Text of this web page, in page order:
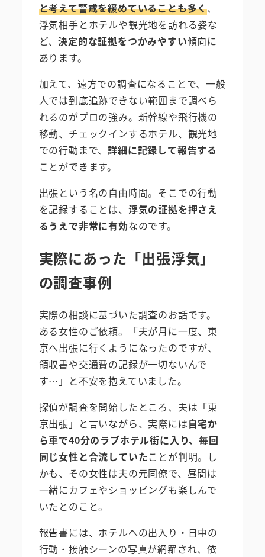
と考えて警戒を緩めていることも多く、
浮気相手とホテルや観光地を訪れる姿な
ど、決定的な証拠をつかみやすい傾向に
あります。
加えて、遠方での調査になることで、一般
人では到底追跡できない範囲まで調べら
れるのがプロの強み。新幹線や飛行機の
移動、チェックインするホテル、観光地
での行動まで、詳細に記録して報告する
ことができます。
出張という名の自由時間。そこでの行動
を記録することは、 浮気の証拠を押さえ
るうえで非常に有効なのです。
実際にあった「出張浮気」
の調査事例
実際の相談に基づいた調査のお話です。
ある女性のご依頼。「夫が月に一度、東
京へ出張に行くようになったのですが、
領収書や交通費の記録が一切ないんで
す…」と不安を抱えていました。
探偵が調査を開始したところ、夫は「東
京出張」と言いながら、実際には自宅か
ら車で40分のラブホテル街に入り、毎回
同じ女性と合流していたことが判明。し
かも、その女性は夫の元同僚で、昼間は
一緒にカフェやショッピングも楽しんで
いたとのこと。
報告書には、ホテルへの出入り・日中の
行動・接触シーンの写真が網羅され、依